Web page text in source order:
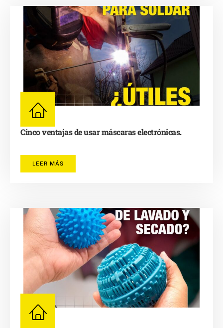
Cinco ventajas de usar máscaras electrónicas.
LEER MÁS